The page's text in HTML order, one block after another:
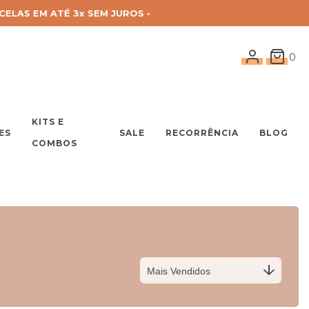
0
KITS E
COMBOS
SALE RECORRÊNCIA BLOG